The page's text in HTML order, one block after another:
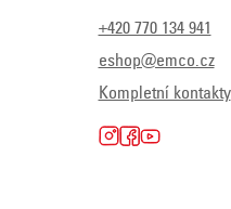
+420 770 134 941
eshop@emco.cz
Kompletní kontakty